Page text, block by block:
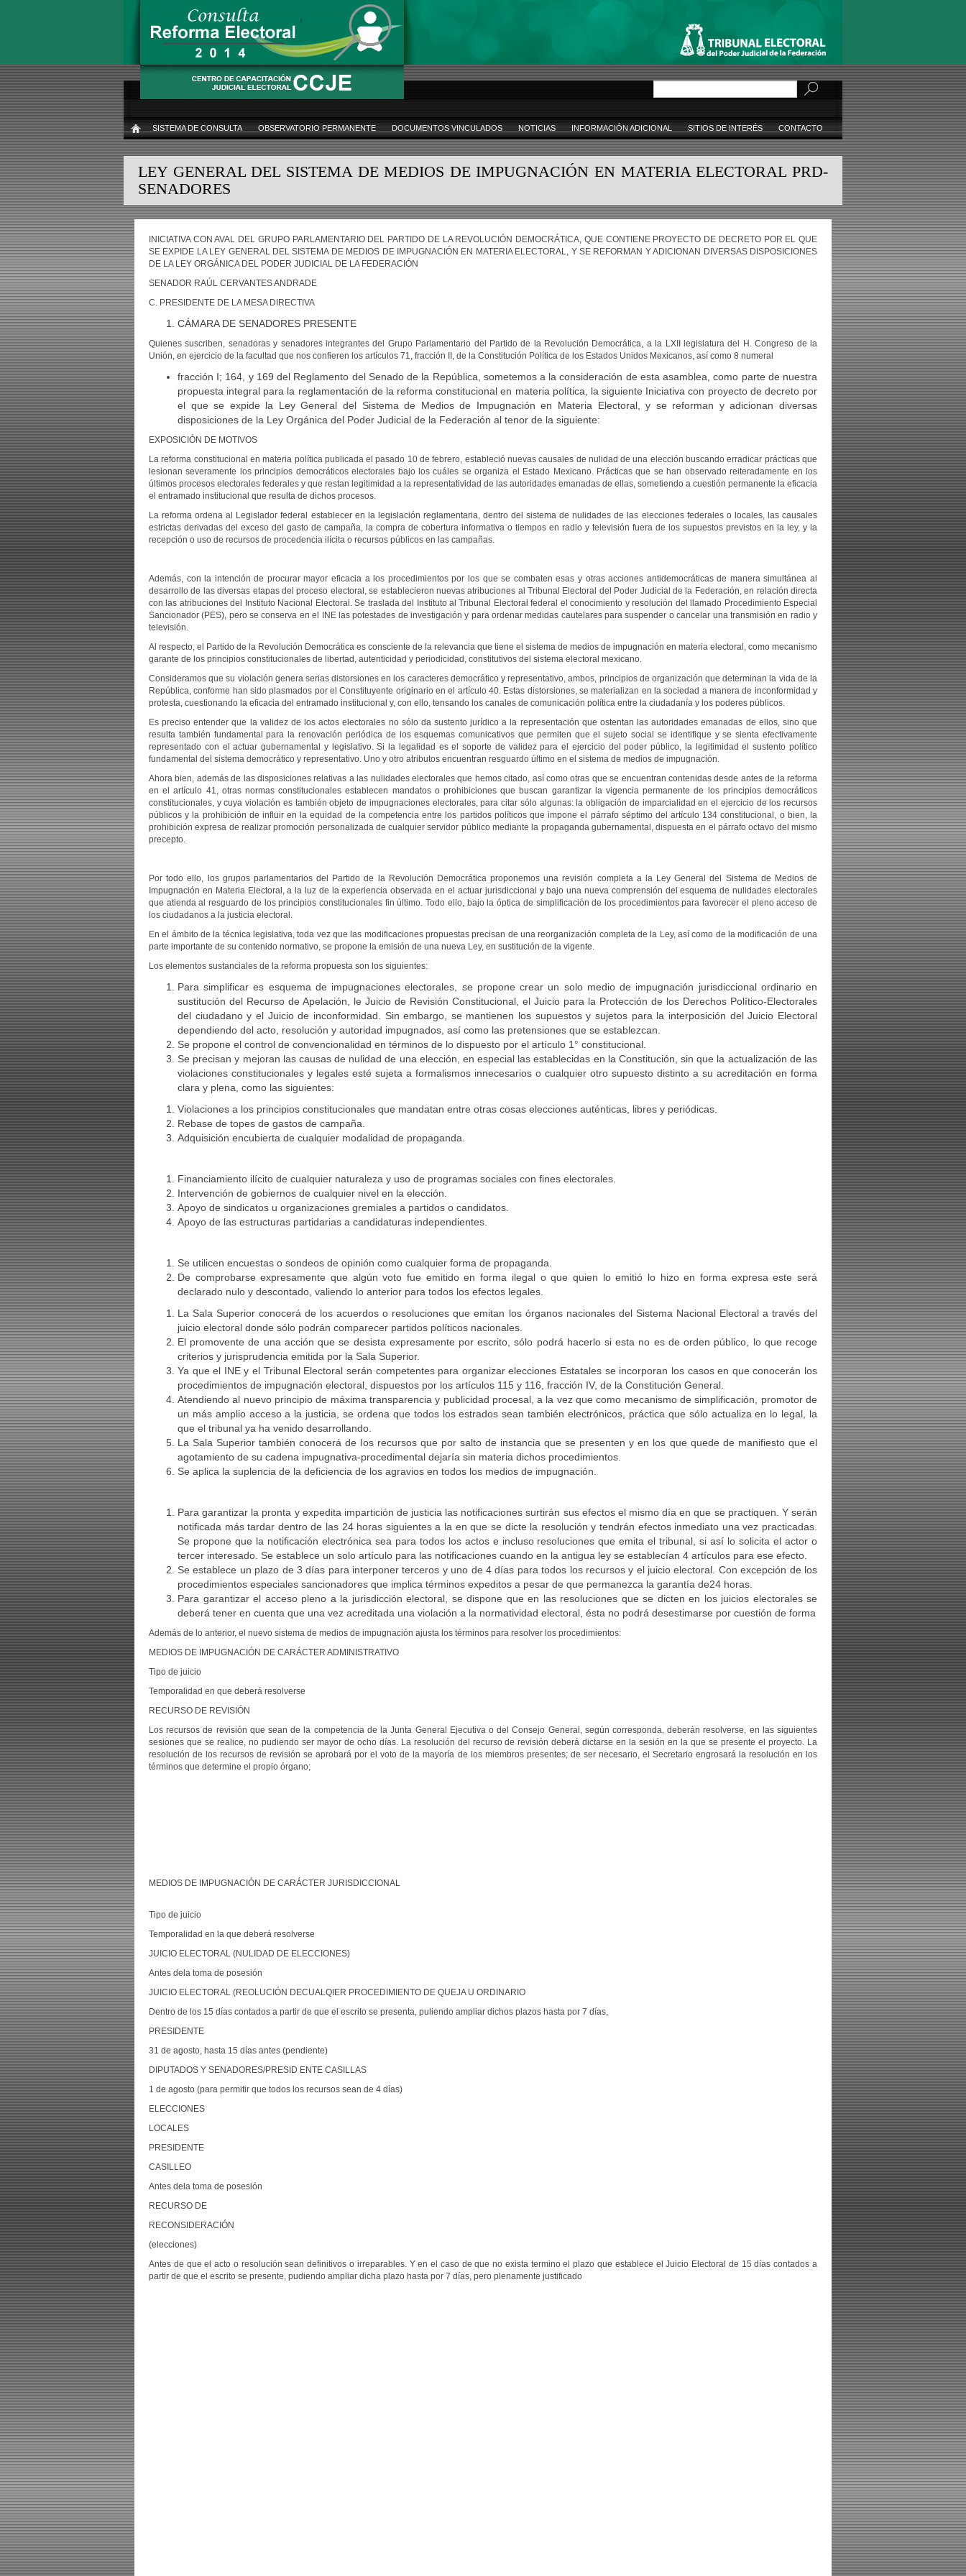
SISTEMA DE CONSULTA OBSERVATORIO PERMANENTE DOCUMENTOS VINCULADOS NOTICIAS INFORMACIÓN ADICIONAL SITIOS DE INTERÉS CONTACTO
LEY GENERAL DEL SISTEMA DE MEDIOS DE IMPUGNACIÓN EN MATERIA ELECTORAL PRD-
SENADORES
INICIATIVA CON AVAL DEL GRUPO PARLAMENTARIO DEL PARTIDO DE LA REVOLUCIÓN DEMOCRÁTICA, QUE CONTIENE PROYECTO DE DECRETO POR EL QUE
SE EXPIDE LA LEY GENERAL DEL SISTEMA DE MEDIOS DE IMPUGNACIÓN EN MATERIA ELECTORAL, Y SE REFORMAN Y ADICIONAN DIVERSAS DISPOSICIONES
DE LA LEY ORGÁNICA DEL PODER JUDICIAL DE LA FEDERACIÓN
SENADOR RAÚL CERVANTES ANDRADE
C. PRESIDENTE DE LA MESA DIRECTIVA
CÁMARA DE SENADORES PRESENTE
Quienes suscriben, senadoras y senadores integrantes del Grupo Parlamentario del Partido de la Revolución Democrática, a la LXII legislatura del H. Congreso de la
Unión, en ejercicio de la facultad que nos confieren los artículos 71, fracción II, de la Constitución Política de los Estados Unidos Mexicanos, así como 8 numeral
fracción I; 164, y 169 del Reglamento del Senado de la República, sometemos a la consideración de esta asamblea, como parte de nuestra
propuesta integral para la reglamentación de la reforma constitucional en materia política, la siguiente Iniciativa con proyecto de decreto por
el que se expide la Ley General del Sistema de Medios de Impugnación en Materia Electoral, y se reforman y adicionan diversas
disposiciones de la Ley Orgánica del Poder Judicial de la Federación al tenor de la siguiente:
EXPOSICIÓN DE MOTIVOS
La reforma constitucional en materia política publicada el pasado 10 de febrero, estableció nuevas causales de nulidad de una elección buscando erradicar prácticas que
lesionan severamente los principios democráticos electorales bajo los cuáles se organiza el Estado Mexicano. Prácticas que se han observado reiteradamente en los
últimos procesos electorales federales y que restan legitimidad a la representatividad de las autoridades emanadas de ellas, sometiendo a cuestión permanente la eficacia
el entramado institucional que resulta de dichos procesos.
La reforma ordena al Legislador federal establecer en la legislación reglamentaria, dentro del sistema de nulidades de las elecciones federales o locales, las causales
estrictas derivadas del exceso del gasto de campaña, la compra de cobertura informativa o tiempos en radio y televisión fuera de los supuestos previstos en la ley, y la
recepción o uso de recursos de procedencia ilícita o recursos públicos en las campañas.
Además, con la intención de procurar mayor eficacia a los procedimientos por los que se combaten esas y otras acciones antidemocráticas de manera simultánea al
desarrollo de las diversas etapas del proceso electoral, se establecieron nuevas atribuciones al Tribunal Electoral del Poder Judicial de la Federación, en relación directa
con las atribuciones del Instituto Nacional Electoral. Se traslada del Instituto al Tribunal Electoral federal el conocimiento y resolución del llamado Procedimiento Especial
Sancionador (PES), pero se conserva en el INE las potestades de investigación y para ordenar medidas cautelares para suspender o cancelar una transmisión en radio y
televisión.
Al respecto, el Partido de la Revolución Democrática es consciente de la relevancia que tiene el sistema de medios de impugnación en materia electoral, como mecanismo
garante de los principios constitucionales de libertad, autenticidad y periodicidad, constitutivos del sistema electoral mexicano.
Consideramos que su violación genera serias distorsiones en los caracteres democrático y representativo, ambos, principios de organización que determinan la vida de la
República, conforme han sido plasmados por el Constituyente originario en el artículo 40. Estas distorsiones, se materializan en la sociedad a manera de inconformidad y
protesta, cuestionando la eficacia del entramado institucional y, con ello, tensando los canales de comunicación política entre la ciudadanía y los poderes públicos.
Es preciso entender que la validez de los actos electorales no sólo da sustento jurídico a la representación que ostentan las autoridades emanadas de ellos, sino que
resulta también fundamental para la renovación periódica de los esquemas comunicativos que permiten que el sujeto social se identifique y se sienta efectivamente
representado con el actuar gubernamental y legislativo. Si la legalidad es el soporte de validez para el ejercicio del poder público, la legitimidad el sustento político
fundamental del sistema democrático y representativo. Uno y otro atributos encuentran resguardo último en el sistema de medios de impugnación.
Ahora bien, además de las disposiciones relativas a las nulidades electorales que hemos citado, así como otras que se encuentran contenidas desde antes de la reforma
en el artículo 41, otras normas constitucionales establecen mandatos o prohibiciones que buscan garantizar la vigencia permanente de los principios democráticos
constitucionales, y cuya violación es también objeto de impugnaciones electorales, para citar sólo algunas: la obligación de imparcialidad en el ejercicio de los recursos
públicos y la prohibición de influir en la equidad de la competencia entre los partidos políticos que impone el párrafo séptimo del artículo 134 constitucional, o bien, la
prohibición expresa de realizar promoción personalizada de cualquier servidor público mediante la propaganda gubernamental, dispuesta en el párrafo octavo del mismo
precepto.
Por todo ello, los grupos parlamentarios del Partido de la Revolución Democrática proponemos una revisión completa a la Ley General del Sistema de Medios de
Impugnación en Materia Electoral, a la luz de la experiencia observada en el actuar jurisdiccional y bajo una nueva comprensión del esquema de nulidades electorales
que atienda al resguardo de los principios constitucionales fin último. Todo ello, bajo la óptica de simplificación de los procedimientos para favorecer el pleno acceso de
los ciudadanos a la justicia electoral.
En el ámbito de la técnica legislativa, toda vez que las modificaciones propuestas precisan de una reorganización completa de la Ley, así como de la modificación de una
parte importante de su contenido normativo, se propone la emisión de una nueva Ley, en sustitución de la vigente.
Los elementos sustanciales de la reforma propuesta son los siguientes:
Para simplificar es esquema de impugnaciones electorales, se propone crear un solo medio de impugnación jurisdiccional ordinario en
sustitución del Recurso de Apelación, le Juicio de Revisión Constitucional, el Juicio para la Protección de los Derechos Político-Electorales
del ciudadano y el Juicio de inconformidad. Sin embargo, se mantienen los supuestos y sujetos para la interposición del Juicio Electoral
dependiendo del acto, resolución y autoridad impugnados, así como las pretensiones que se establezcan.
Se propone el control de convencionalidad en términos de lo dispuesto por el artículo 1° constitucional.
Se precisan y mejoran las causas de nulidad de una elección, en especial las establecidas en la Constitución, sin que la actualización de las
violaciones constitucionales y legales esté sujeta a formalismos innecesarios o cualquier otro supuesto distinto a su acreditación en forma
clara y plena, como las siguientes:
Violaciones a los principios constitucionales que mandatan entre otras cosas elecciones auténticas, libres y periódicas.
Rebase de topes de gastos de campaña.
Adquisición encubierta de cualquier modalidad de propaganda.
Financiamiento ilícito de cualquier naturaleza y uso de programas sociales con fines electorales.
Intervención de gobiernos de cualquier nivel en la elección.
Apoyo de sindicatos u organizaciones gremiales a partidos o candidatos.
Apoyo de las estructuras partidarias a candidaturas independientes.
Se utilicen encuestas o sondeos de opinión como cualquier forma de propaganda.
De comprobarse expresamente que algún voto fue emitido en forma ilegal o que quien lo emitió lo hizo en forma expresa este será
declarado nulo y descontado, valiendo lo anterior para todos los efectos legales.
La Sala Superior conocerá de los acuerdos o resoluciones que emitan los órganos nacionales del Sistema Nacional Electoral a través del
juicio electoral donde sólo podrán comparecer partidos políticos nacionales.
El promovente de una acción que se desista expresamente por escrito, sólo podrá hacerlo si esta no es de orden público, lo que recoge
criterios y jurisprudencia emitida por la Sala Superior.
Ya que el INE y el Tribunal Electoral serán competentes para organizar elecciones Estatales se incorporan los casos en que conocerán los
procedimientos de impugnación electoral, dispuestos por los artículos 115 y 116, fracción IV, de la Constitución General.
Atendiendo al nuevo principio de máxima transparencia y publicidad procesal, a la vez que como mecanismo de simplificación, promotor de
un más amplio acceso a la justicia, se ordena que todos los estrados sean también electrónicos, práctica que sólo actualiza en lo legal, la
que el tribunal ya ha venido desarrollando.
La Sala Superior también conocerá de los recursos que por salto de instancia que se presenten y en los que quede de manifiesto que el
agotamiento de su cadena impugnativa-procedimental dejaría sin materia dichos procedimientos.
Se aplica la suplencia de la deficiencia de los agravios en todos los medios de impugnación.
Para garantizar la pronta y expedita impartición de justicia las notificaciones surtirán sus efectos el mismo día en que se practiquen. Y serán
notificada más tardar dentro de las 24 horas siguientes a la en que se dicte la resolución y tendrán efectos inmediato una vez practicadas.
Se propone que la notificación electrónica sea para todos los actos e incluso resoluciones que emita el tribunal, si así lo solicita el actor o
tercer interesado. Se establece un solo artículo para las notificaciones cuando en la antigua ley se establecían 4 artículos para ese efecto.
Se establece un plazo de 3 días para interponer terceros y uno de 4 días para todos los recursos y el juicio electoral. Con excepción de los
procedimientos especiales sancionadores que implica términos expeditos a pesar de que permanezca la garantía de24 horas.
Para garantizar el acceso pleno a la jurisdicción electoral, se dispone que en las resoluciones que se dicten en los juicios electorales se
deberá tener en cuenta que una vez acreditada una violación a la normatividad electoral, ésta no podrá desestimarse por cuestión de forma
Además de lo anterior, el nuevo sistema de medios de impugnación ajusta los términos para resolver los procedimientos:
MEDIOS DE IMPUGNACIÓN DE CARÁCTER ADMINISTRATIVO
Tipo de juicio
Temporalidad en que deberá resolverse
RECURSO DE REVISIÓN
Los recursos de revisión que sean de la competencia de la Junta General Ejecutiva o del Consejo General, según corresponda, deberán resolverse, en las siguientes
sesiones que se realice, no pudiendo ser mayor de ocho días. La resolución del recurso de revisión deberá dictarse en la sesión en la que se presente el proyecto. La
resolución de los recursos de revisión se aprobará por el voto de la mayoría de los miembros presentes; de ser necesario, el Secretario engrosará la resolución en los
términos que determine el propio órgano;
MEDIOS DE IMPUGNACIÓN DE CARÁCTER JURISDICCIONAL
Tipo de juicio
Temporalidad en la que deberá resolverse
JUICIO ELECTORAL (NULIDAD DE ELECCIONES)
Antes dela toma de posesión
JUICIO ELECTORAL (REOLUCIÓN DECUALQIER PROCEDIMIENTO DE QUEJA U ORDINARIO
Dentro de los 15 días contados a partir de que el escrito se presenta, puliendo ampliar dichos plazos hasta por 7 días,
PRESIDENTE
31 de agosto, hasta 15 días antes (pendiente)
DIPUTADOS Y SENADORES/PRESID ENTE CASILLAS
1 de agosto (para permitir que todos los recursos sean de 4 días)
ELECCIONES
LOCALES
PRESIDENTE
CASILLEO
Antes dela toma de posesión
RECURSO DE
RECONSIDERACIÓN
(elecciones)
Antes de que el acto o resolución sean definitivos o irreparables. Y en el caso de que no exista termino el plazo que establece el Juicio Electoral de 15 días contados a
partir de que el escrito se presente, pudiendo ampliar dicha plazo hasta por 7 días, pero plenamente justificado